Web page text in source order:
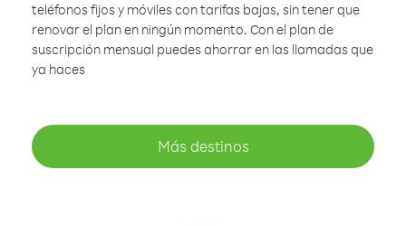
teléfonos fijos y móviles con tarifas bajas, sin tener que
renovar el plan en ningún momento. Con el plan de
suscripción mensual puedes ahorrar en las llamadas que
ya haces
Más destinos